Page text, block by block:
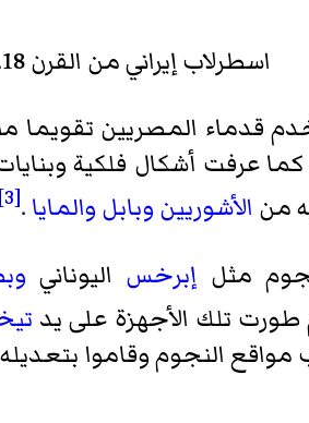
اسطرلاب إيراني من القرن 18.
منذ 3000 قبل الميلاد، وكانت مبنية على
عرفت أشكال فلكية
من الأشوريين وبابل والمايا .
[3]
مثل إبرخساليوناني
تلك الأجهزة على يد
مواقع النجوم وقاموا